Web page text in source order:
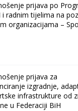
prijava po
i radnim tijelima na
organizacijama –
prijava za
izgradnje,
infrastrukture od
u Federaciji BiH